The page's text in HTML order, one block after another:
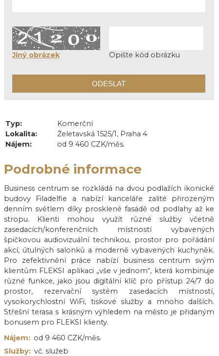
Jiný obrázek Opište kód obrázku
Typ:
Komerční
Lokalita:
Želetavská 1525/1, Praha 4
Nájem:
od 9 460 CZK/měs.
Podrobné informace
Business centrum se rozkládá na dvou podlažích ikonické
budovy Filadelfie a nabízí kanceláře zalité přirozeným
denním světlem díky prosklené fasádě od podlahy až ke
stropu. Klienti mohou využít různé služby včetně
zasedacích/konferenčních místností vybavených
špičkovou audiovizuální technikou, prostor pro pořádání
akcí, útulných salonků a moderně vybavených kuchyněk.
Pro zefektivnění práce nabízí business centrum svým
klientům FLEKSI aplikaci „vše v jednom“, která kombinuje
různé funkce, jako jsou digitální klíč pro přístup 24/7 do
prostor, rezervační systém zasedacích místností,
vysokorychlostní WiFi, tiskové služby a mnoho dalších.
Střešní terasa s krásným výhledem na město je přidaným
bonusem pro FLEKSI klienty.
Nájem: od 9 460 CZK/měs.
Služby: vč. služeb